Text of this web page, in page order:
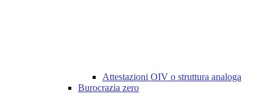
Attestazioni OIV o struttura analoga
Burocrazia zero